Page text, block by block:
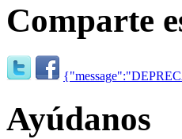
Comparte
Ayúdanos